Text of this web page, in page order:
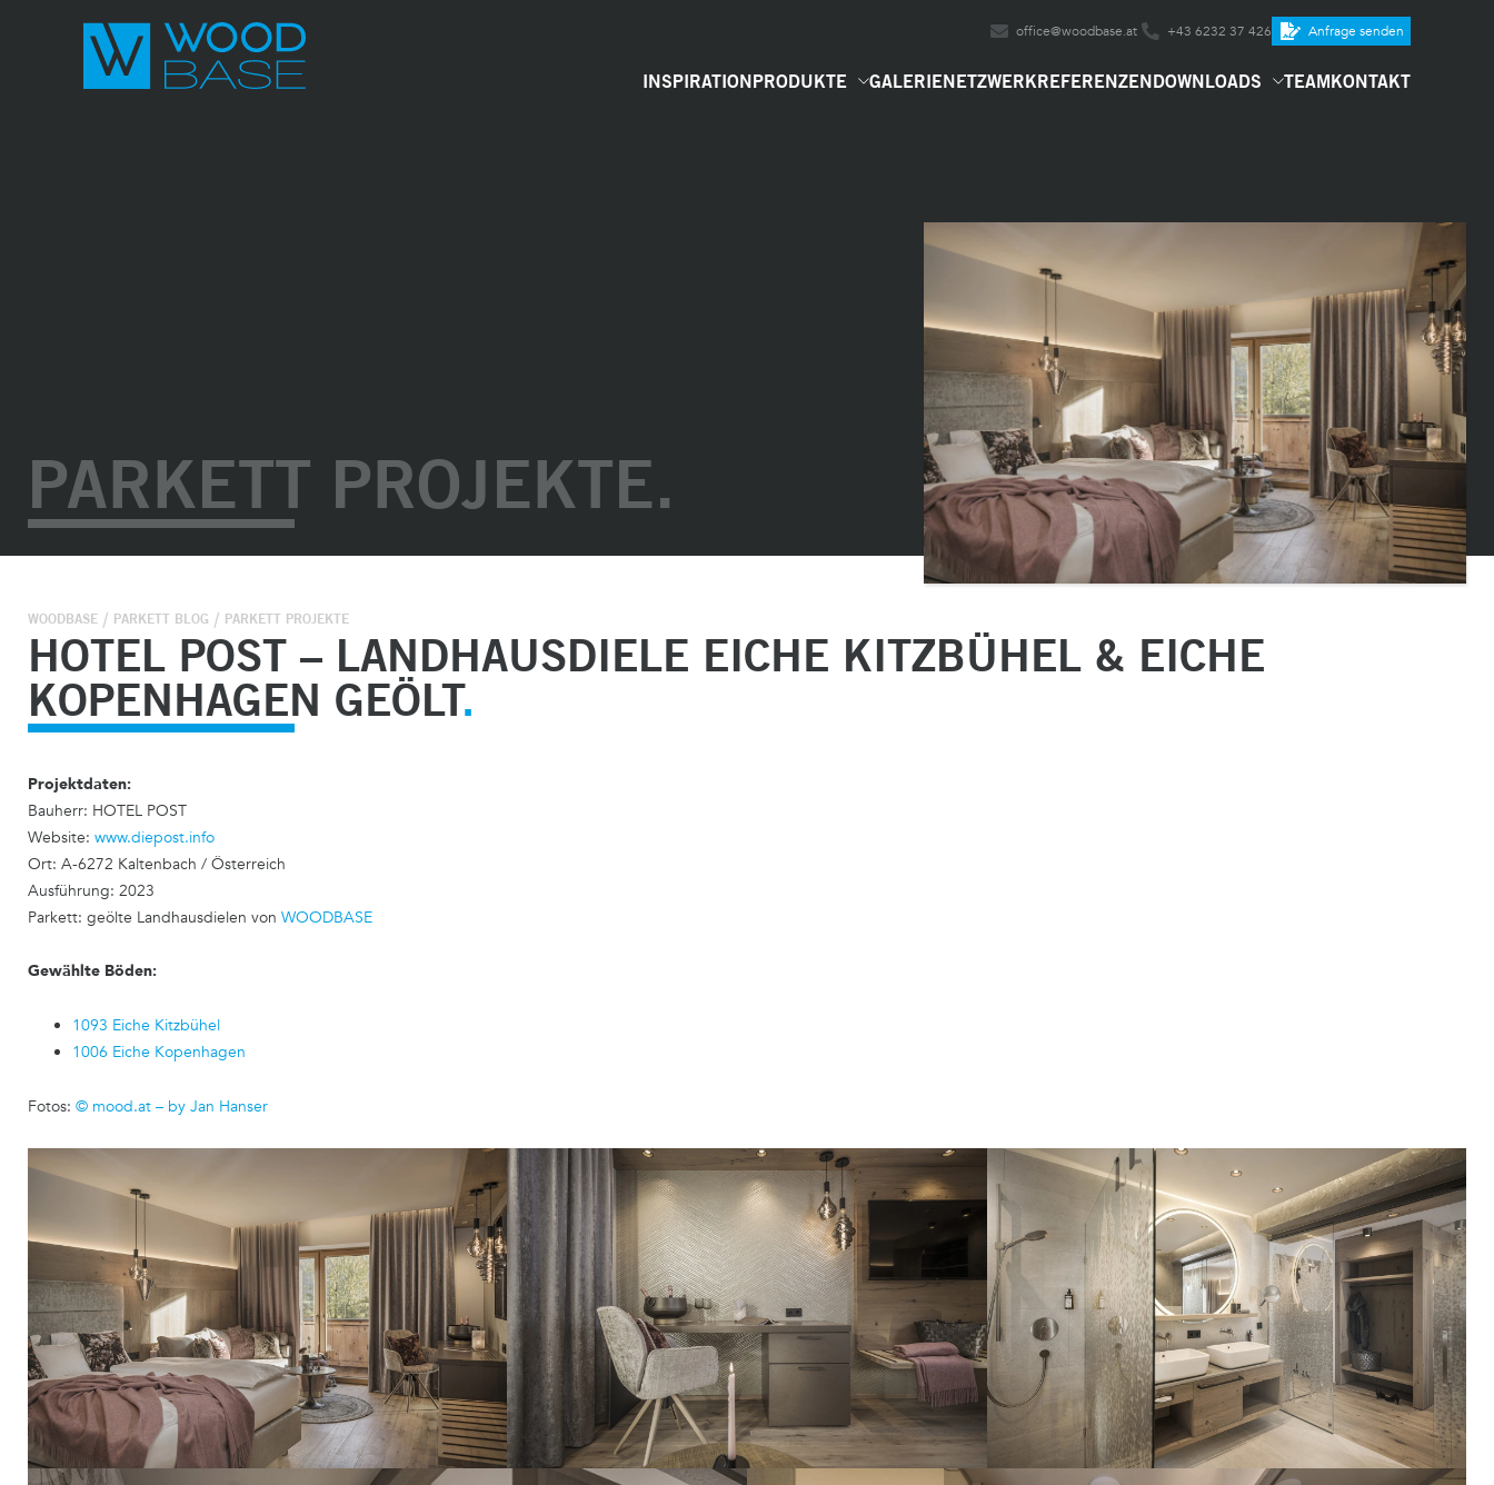
office@woodbase.at +43 6232 37 426 Anfrage senden
INSPIRATIONPRODUKTE GALERIENETZWERKREFERENZENDOWNLOADS TEAMKONTAKT
PARKETT PROJEKTE
WOODBASE PARKETT BLOG PARKETT PROJEKTE
HOTEL POST – LANDHAUSDIELE EICHE KITZBÜHEL & EICHE
KOPENHAGEN GEÖLT
Projektdaten:
Bauherr: HOTEL POST
Website: www.diepost.info
Ort: A-6272 Kaltenbach / Österreich
Ausführung: 2023
Parkett: geölte Landhausdielen von WOODBASE
Gewählte Böden:
1093 Eiche Kitzbühel
1006 Eiche Kopenhagen
Fotos: © mood.at – by Jan Hanser